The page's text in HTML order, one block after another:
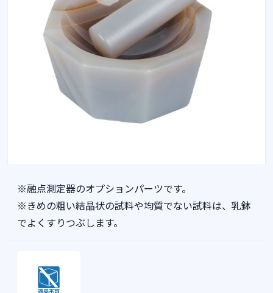
※融点測定器のオプションパーツです。
※きめの粗い結晶状の試料や均質でない試料は、乳鉢
でよくすりつぶします。